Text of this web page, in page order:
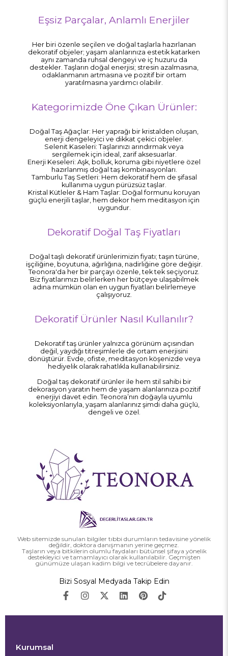
Eşsiz Parçalar, Anlamlı Enerjiler
Her biri özenle seçilen ve doğal taşlarla hazırlanan
dekoratif objeler; yaşam alanlarınıza estetik katarken
aynı zamanda ruhsal dengeyi ve iç huzuru da
destekler. Taşların doğal enerjisi; stresin azalmasına,
odaklanmanın artmasına ve pozitif bir ortam
yaratılmasına yardımcı olabilir.
Kategorimizde Öne Çıkan Ürünler:
Doğal Taş Ağaçlar: Her yaprağı bir kristalden oluşan,
enerji dengeleyici ve dikkat çekici objeler.
Selenit Kaseleri: Taşlarınızı arındırmak veya
sergilemek için ideal, zarif aksesuarlar.
Enerji Keseleri: Aşk, bolluk, koruma gibi niyetlere özel
hazırlanmış doğal taş kombinasyonları.
Tamburlu Taş Setleri: Hem dekoratif hem de şifasal
kullanıma uygun pürüzsüz taşlar.
Kristal Kütleler & Ham Taşlar: Doğal formunu koruyan
güçlü enerjili taşlar, hem dekor hem meditasyon için
uygundur.
Dekoratif Doğal Taş Fiyatları
Doğal taşlı dekoratif ürünlerimizin fiyatı; taşın türüne,
işçiliğine, boyutuna, ağırlığına, nadirliğine göre değişir.
Teonora'da her bir parçayı özenle, tek tek seçiyoruz.
Biz fiyatlarımızı belirlerken her bütçeye ulaşabilmek
adına mümkün olan en uygun fiyatları belirlemeye
çalışıyoruz.
Dekoratif Ürünler Nasıl Kullanılır?
Dekoratif taş ürünler yalnızca görünüm açısından
değil, yaydığı titreşimlerle de ortam enerjisini
dönüştürür. Evde, ofiste, meditasyon köşenizde veya
hediyelik olarak rahatlıkla kullanabilirsiniz.
Doğal taş dekoratif ürünler ile hem stil sahibi bir
dekorasyon yaratın hem de yaşam alanlarınıza pozitif
enerjiyi davet edin. Teonora’nın doğayla uyumlu
koleksiyonlarıyla, yaşam alanlarınız şimdi daha güçlü,
dengeli ve özel.
Web sitemizde sunulan bilgiler tıbbi durumların tedavisine yönelik
değildir, doktora danışmanın yerine geçmez.
Taşların veya bitkilerin olumlu faydaları bütünsel şifaya yönelik
destekleyici ve tamamlayıcı olarak kullanılabilir. Geçmişten
günümüze ulaşan kadim bilgi ve tecrübelere dayanır.
Bizi Sosyal Medyada Takip Edin
Kurumsal